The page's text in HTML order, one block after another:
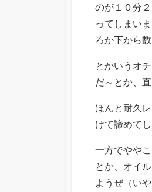
のが１０分
ってしまい
ろか下から
とかいうオ
だ～とか、
ほんと耐久
けて諦めて
一方でやや
とか、オイ
ようぜ（い